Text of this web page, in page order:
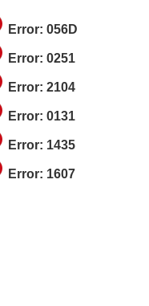
Error: 056D
Error: 0251
Error: 2104
Error: 0131
Error: 1435
Error: 1607